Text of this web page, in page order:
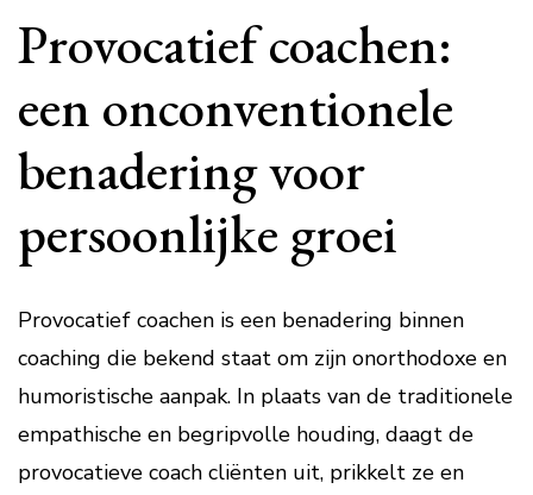
Provocatief coachen:
een onconventionele
benadering voor
persoonlijke groei
Provocatief coachen is een benadering binnen
coaching die bekend staat om zijn onorthodoxe en
humoristische aanpak. In plaats van de traditionele
empathische en begripvolle houding, daagt de
provocatieve coach cliënten uit, prikkelt ze en